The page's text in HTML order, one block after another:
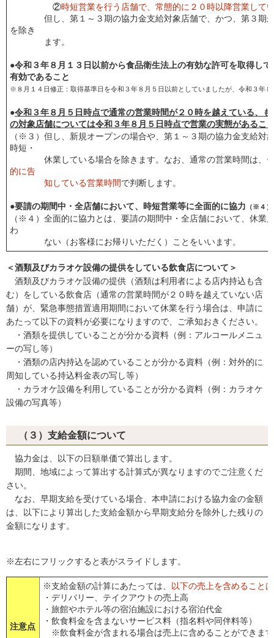
②時短営業を行う店舗で、常態的に２０時以降営業して
但し、第１～３期の協力金支給対象店舗で、かつ、第３期
を除き
ます。
●令和３年８月１３日以前から食品衛生法上の有効な許可を取得し
有効であること
※８月１４日修正：取得基準日を令和３年８月５日以前としていましたが、令和３年
●令和３年８月５日時点で通常の営業時間が２０時を越えている、
の対象店舗については令和３年８月５日時点で営業の実態があるこ
（※３）但し、新規オープンの場合や、第１～３期の協力金支給対
時短・
休業している場合を除きます。なお、通常の営業時間は、チ
的に告
知している営業時間で判断します。
●要請の期間中・全店舗において、時短営業等に全面的に協力 （※４）
（※４）全面的に協力とは、要請の期間中・全店舗において、休業
わ
ない（お客様にお帰りいただく）ことをいいます。
＜酒類及びカラオケ設備の提供をしている飲食店について＞
酒類及びカラオケ設備の提供（酒類は利用者による店内持込も含
む）をしている飲食店（通常の営業時間が２０時を越えていない店
舗）が、緊急事態措置適用期間において休業を行う場合は、申請に
あたって以下の資料が必要になりますので、ご承知おきください。
・酒類を提供していることが分かる資料（例：アルコールメニュ
ーの写し等）
・酒類の店内持込を認めていることが分かる資料（例：対外的に
周知している持込料金表の写し等）
・カラオケ設備を利用していることが分かる資料（例：カラオケ
設備の写真等）
（３）支給金額について
協力金は、以下の日額単価で算出します。
期間、地域によって算出する計算式が異なりますのでご注意くだ
さい。
なお、早期支給を受けている場合、本申請における協力金の金額
は、以下により算出した支給金額から早期支給分を除外した残りの
金額になります。
※左右にフリックすると表がスライドします。
注意点
※支給金額の計算にあたっては、
以下の売上を含めること
・デリバリー、テイクアウトの売上高
・旅館やホテル等の宿泊施設における宿泊代金
・飲食料金を含まないサービス料（指名料や同伴料等）
※飲食料金が含まれる場合は売上に含めることができま